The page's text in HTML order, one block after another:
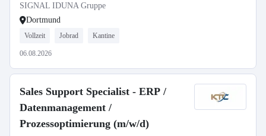
SIGNAL IDUNA Gruppe
Dortmund
Vollzeit Jobrad Kantine
06.08.2026
Sales Support Specialist - ERP /
Datenmanagement /
Prozessoptimierung (m/w/d)